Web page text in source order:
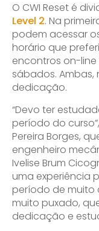
O CWI Reset é
Level 2. Na
podem acessar
horário que
encontros on-
sábados. Ambas,
dedicação.
“Devo ter
período do
Pereira Borges,
engenheiro
Ivelise Brum
uma experiência
período de muito
muito puxado,
dedicação e